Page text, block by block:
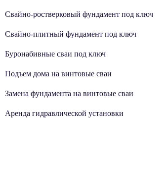
Свайно-ростверковый фундамент под ключ
Свайно-плитный фундамент под ключ
Буронабивные сваи под ключ
Подъем дома на винтовые сваи
Замена фундамента на винтовые сваи
Аренда гидравлической установки